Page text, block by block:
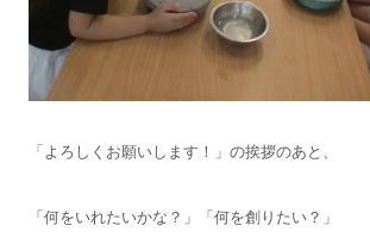
「よろしくお願いします！」の挨拶のあと、
「何をいれたいかな？」「何を創りたい？」